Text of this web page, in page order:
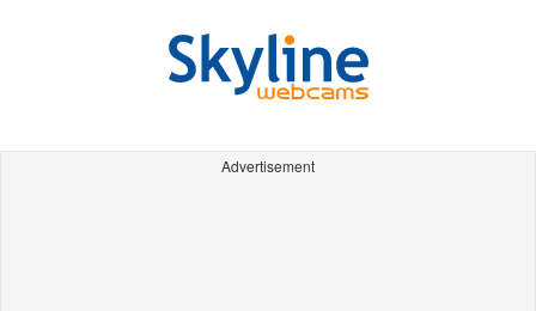
Advertisement